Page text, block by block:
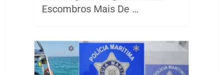
Escombros Mais De …